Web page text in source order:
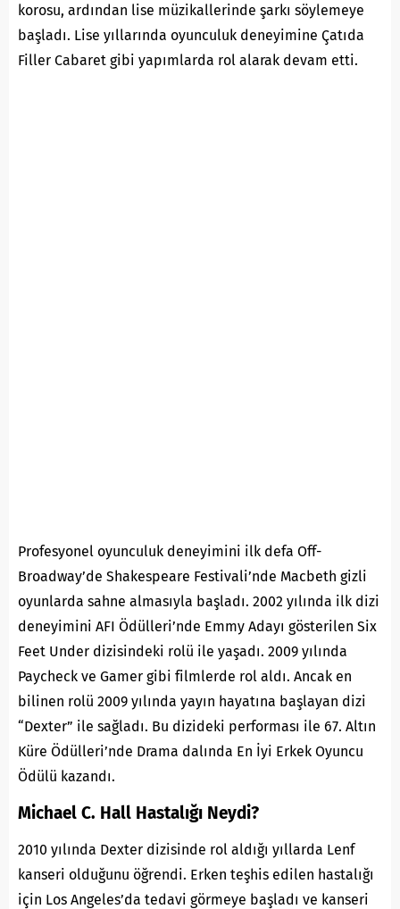
korosu, ardından lise müzikallerinde şarkı söylemeye
başladı. Lise yıllarında oyunculuk deneyimine Çatıda
Filler Cabaret gibi yapımlarda rol alarak devam etti.
Profesyonel oyunculuk deneyimini ilk defa Off-
Broadway’de Shakespeare Festivali’nde Macbeth gizli
oyunlarda sahne almasıyla başladı. 2002 yılında ilk dizi
deneyimini AFI Ödülleri’nde Emmy Adayı gösterilen Six
Feet Under dizisindeki rolü ile yaşadı. 2009 yılında
Paycheck ve Gamer gibi filmlerde rol aldı. Ancak en
bilinen rolü 2009 yılında yayın hayatına başlayan dizi
“Dexter” ile sağladı. Bu dizideki performası ile 67. Altın
Küre Ödülleri’nde Drama dalında En İyi Erkek Oyuncu
Ödülü kazandı.
Michael C. Hall Hastalığı Neydi?
2010 yılında Dexter dizisinde rol aldığı yıllarda Lenf
kanseri olduğunu öğrendi. Erken teşhis edilen hastalığı
için Los Angeles’da tedavi görmeye başladı ve kanseri